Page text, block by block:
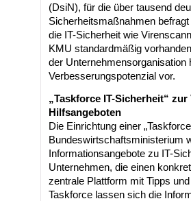
(DsiN), für die über tausend
Sicherheitsmaßnahmen
die IT-Sicherheit wie
KMU standardmäßig
der
Verbesserungspotenzial vor.
„Taskforce IT-Sicherheit“
Hilfsangeboten
Die Einrichtung einer
Bundeswirtschaftsministerium
Informationsangebote zu IT-
Unternehmen, die einen
zentrale Plattform mit Tipps
Taskforce lassen sich die